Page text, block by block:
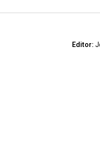
Editor: